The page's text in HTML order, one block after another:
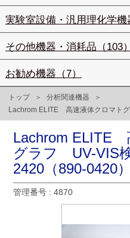
実験室設備・汎用理化学機
その他機器・消耗品（103）
お勧め機器（7）
トップ
分析関連機器
Lachrom ELITE 高速液体クロマト
Lachrom ELITE
グラフ UV-VIS
2420（890-0420）
管理番号 : 4870